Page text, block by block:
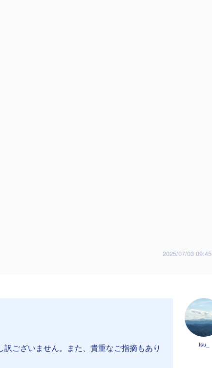
2025/07/03 09:45
tsu_
ございません。また、貴重なご指摘もあり